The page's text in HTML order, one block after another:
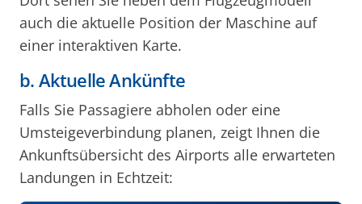
auch die aktuelle Position der Maschine auf
einer interaktiven Karte.
b. Aktuelle Ankünfte
Falls Sie Passagiere abholen oder eine
Umsteigeverbindung planen, zeigt Ihnen die
Ankunftsübersicht des Airports alle erwarteten
Landungen in Echtzeit: